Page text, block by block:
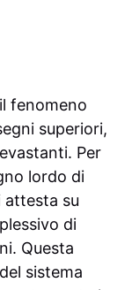
fenomeno
superiori,
Per
lordo di
attesta su
di
Questa
sistema